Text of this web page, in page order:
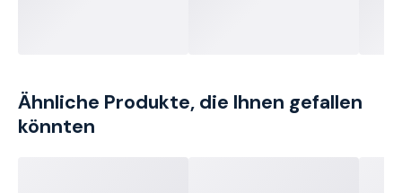
Ähnliche Produkte, die Ihnen gefallen
könnten